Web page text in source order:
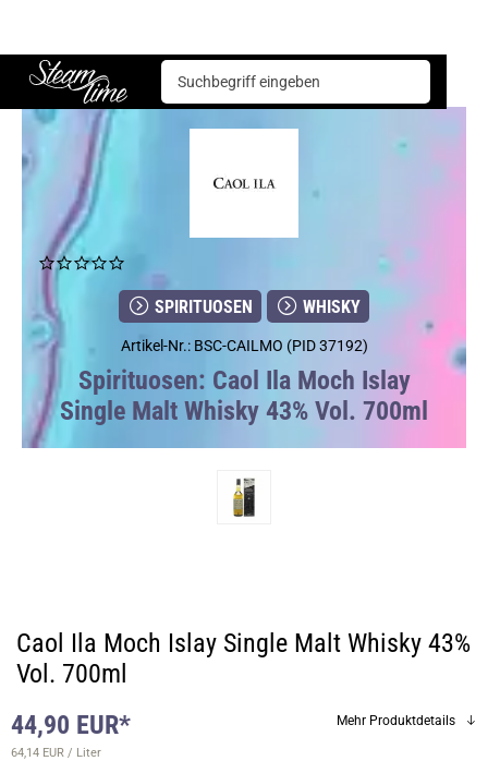
Steam time
Spirituosen Whisky Caol Ila Moch Islay Single Malt Whisky 43% Vol. 700ml
SPIRITUOSEN WHISKY
Artikel-Nr.: BSC-CAILMO (PID 37192)
Spirituosen: Caol Ila Moch Islay
Single Malt Whisky 43% Vol. 700ml
Caol Ila Moch Islay Single Malt Whisky 43%
Vol. 700ml
44,90 EUR*
64,14 EUR / Liter
Mehr Produktdetails